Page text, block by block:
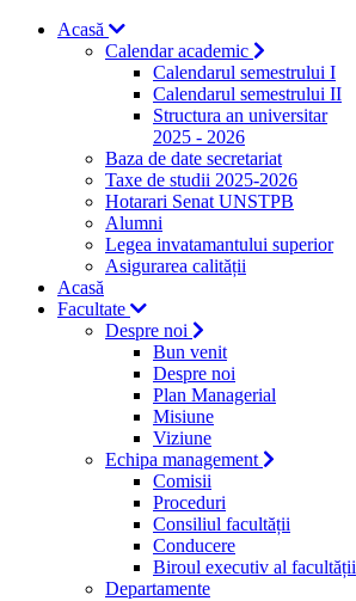
Acasă
Calendar academic
Calendarul semestrului I
Calendarul semestrului II
Structura an universitar
2025 - 2026
Baza de date secretariat
Taxe de studii 2025-2026
Hotarari Senat UNSTPB
Alumni
Legea invatamantului superior
Asigurarea calității
Acasă
Facultate
Despre noi
Bun venit
Despre noi
Plan Managerial
Misiune
Viziune
Echipa management
Comisii
Proceduri
Consiliul facultății
Conducere
Biroul executiv al facultății
Departamente